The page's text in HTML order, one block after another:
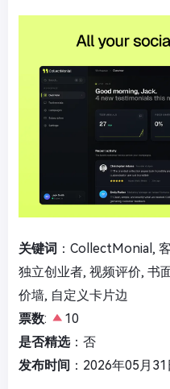
关键词 ：CollectMonial,
独立创业者, 视频评价, 书
价墙, 自定义卡片边
票数:
10
是否精选：否
发布时间 ：2026年05月